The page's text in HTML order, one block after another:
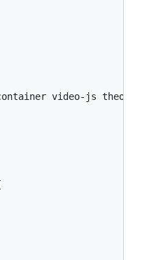
video-js